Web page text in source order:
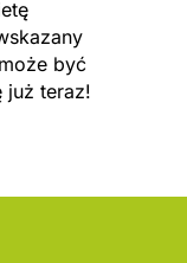
być
już teraz!